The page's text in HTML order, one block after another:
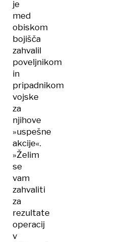
je
med
obiskom
bojišča
zahvalil
poveljnikom
in
pripadnikom
vojske
za
njihove
»uspešne
akcije«.
»Želim
se
vam
zahvaliti
za
rezultate
operacij
v